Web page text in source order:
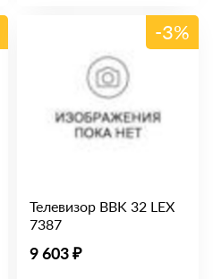
-3%
Телевизор BBK 32 LEX
7387
9 603 ₽